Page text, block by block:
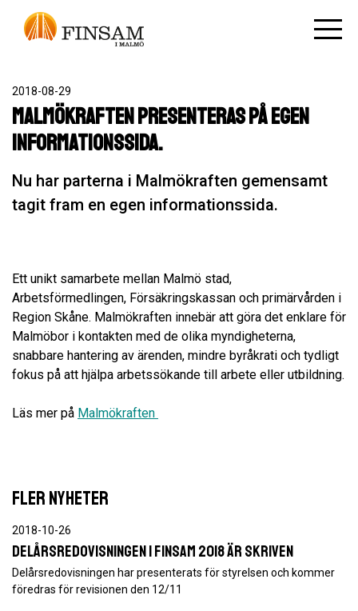
2018-08-29
Malmökraften presenteras på egen
informationssida.
Nu har parterna i Malmökraften gemensamt
tagit fram en egen informationssida.
Ett unikt samarbete mellan Malmö stad,
Arbetsförmedlingen, Försäkringskassan och primärvården i
Region Skåne. Malmökraften innebär att göra det enklare för
Malmöbor i kontakten med de olika myndigheterna,
snabbare hantering av ärenden, mindre byråkrati och tydligt
fokus på att hjälpa arbetssökande till arbete eller utbildning.
Läs mer på Malmökraften
FLER NYHETER
2018-10-26
Delårsredovisningen i FINSAM 2018 är skriven
Delårsredovisningen har presenterats för styrelsen och kommer
föredras för revisionen den 12/11